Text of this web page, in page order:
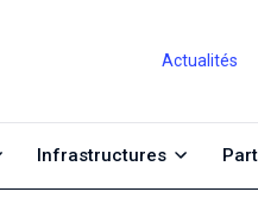
Actualités
Infrastructures